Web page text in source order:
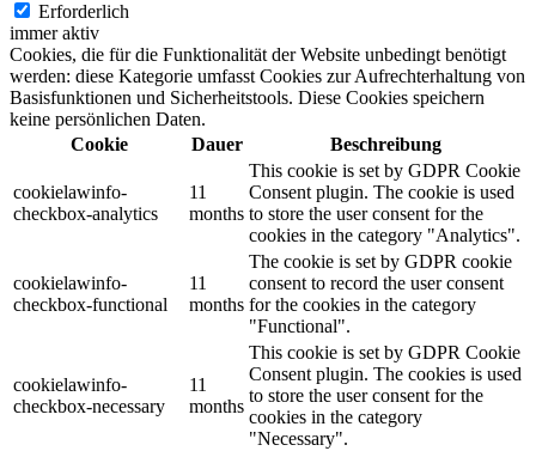
Erforderlich
immer aktiv
Cookies, die für die Funktionalität der Website unbedingt benötigt
werden: diese Kategorie umfasst Cookies zur Aufrechterhaltung von
Basisfunktionen und Sicherheitstools. Diese Cookies speichern
keine persönlichen Daten.
Cookie
Dauer Beschreibung
cookielawinfo-
checkbox-analytics
11
months
This cookie is set by GDPR Cookie
Consent plugin. The cookie is used
to store the user consent for the
cookies in the category "Analytics".
cookielawinfo-
checkbox-functional
11
months
The cookie is set by GDPR cookie
consent to record the user consent
for the cookies in the category
"Functional".
cookielawinfo-
checkbox-necessary
11
months
This cookie is set by GDPR Cookie
Consent plugin. The cookies is used
to store the user consent for the
cookies in the category
"Necessary".